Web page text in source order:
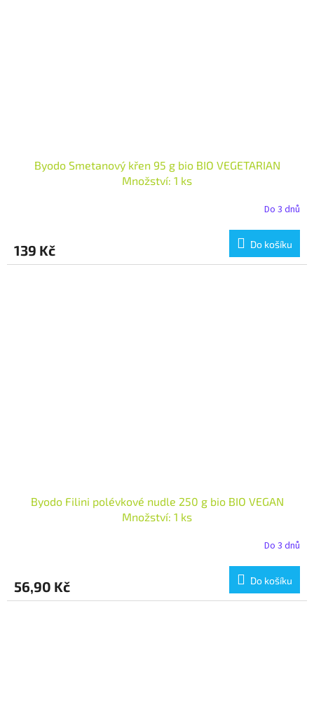
Byodo Smetanový křen 95 g bio BIO VEGETARIAN
Množství: 1 ks
Do 3 dnů
139 Kč Do košíku
Byodo Filini polévkové nudle 250 g bio BIO VEGAN
Množství: 1 ks
Do 3 dnů
56,90 Kč Do košíku